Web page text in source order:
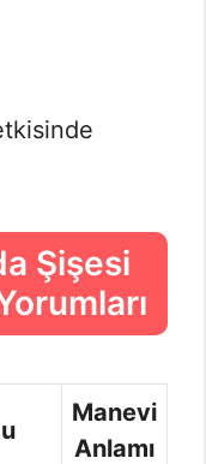
Şişesi
Manevi
Anlamı